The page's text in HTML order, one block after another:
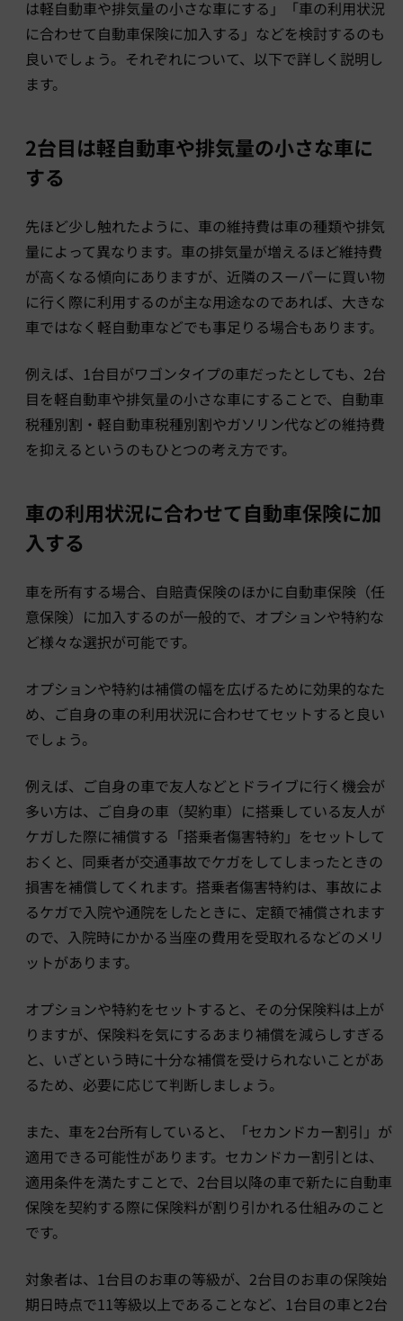
は軽自動車や排気量の小さな車にする」「車の利用状況
に合わせて自動車保険に加入する」などを検討するのも
良いでしょう。それぞれについて、以下で詳しく説明し
ます。
2台目は軽自動車や排気量の小さな車に
する
先ほど少し触れたように、車の維持費は車の種類や排気
量によって異なります。車の排気量が増えるほど維持費
が高くなる傾向にありますが、近隣のスーパーに買い物
に行く際に利用するのが主な用途なのであれば、大きな
車ではなく軽自動車などでも事足りる場合もあります。
例えば、1台目がワゴンタイプの車だったとしても、2台
目を軽自動車や排気量の小さな車にすることで、自動車
税種別割・軽自動車税種別割やガソリン代などの維持費
を抑えるというのもひとつの考え方です。
車の利用状況に合わせて自動車保険に加
入する
車を所有する場合、自賠責保険のほかに自動車保険（任
意保険）に加入するのが一般的で、オプションや特約な
ど様々な選択が可能です。
オプションや特約は補償の幅を広げるために効果的なた
め、ご自身の車の利用状況に合わせてセットすると良い
でしょう。
例えば、ご自身の車で友人などとドライブに行く機会が
多い方は、ご自身の車（契約車）に搭乗している友人が
ケガした際に補償する「搭乗者傷害特約」をセットして
おくと、同乗者が交通事故でケガをしてしまったときの
損害を補償してくれます。搭乗者傷害特約は、事故によ
るケガで入院や通院をしたときに、定額で補償されます
ので、入院時にかかる当座の費用を受取れるなどのメリ
ットがあります。
オプションや特約をセットすると、その分保険料は上が
りますが、保険料を気にするあまり補償を減らしすぎる
と、いざという時に十分な補償を受けられないことがあ
るため、必要に応じて判断しましょう。
また、車を2台所有していると、「セカンドカー割引」が
適用できる可能性があります。セカンドカー割引とは、
適用条件を満たすことで、2台目以降の車で新たに自動車
保険を契約する際に保険料が割り引かれる仕組みのこと
です。
対象者は、1台目のお車の等級が、2台目のお車の保険始
期日時点で11等級以上であることなど、1台目の車と2台